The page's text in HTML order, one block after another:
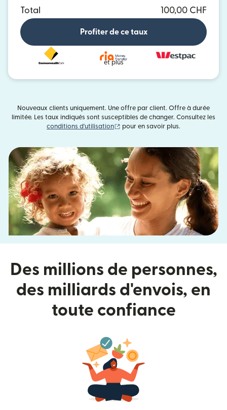
Total
100,00 CHF
Profiter de ce taux
et plus
Nouveaux clients uniquement. Une offre par client. Offre à durée
limitée. Les taux indiqués sont susceptibles de changer. Consultez les
conditions d'utilisation
(s'ouvre dans une nouvelle fenêtre)
pour en savoir plus.
Des millions de personnes,
des milliards d'envois, en
toute confiance